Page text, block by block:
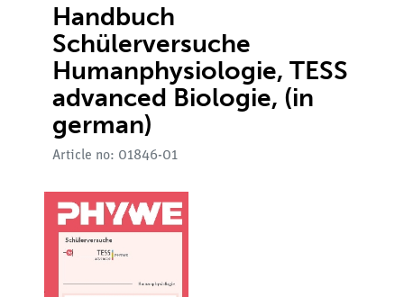
Handbuch
Schülerversuche
Humanphysiologie, TESS
advanced Biologie, (in
german)
Article no: 01846-01